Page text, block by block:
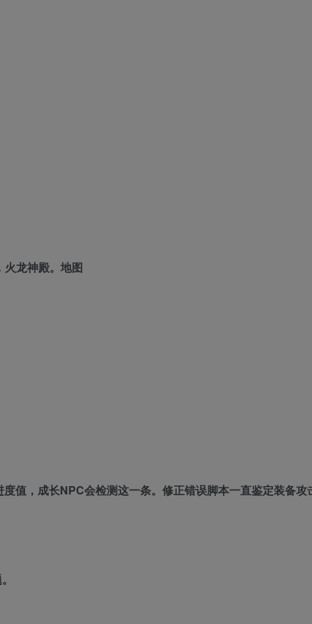
龙神殿。地图
值，成长NPC会检测这一条。修正错误脚本一直鉴定装备攻